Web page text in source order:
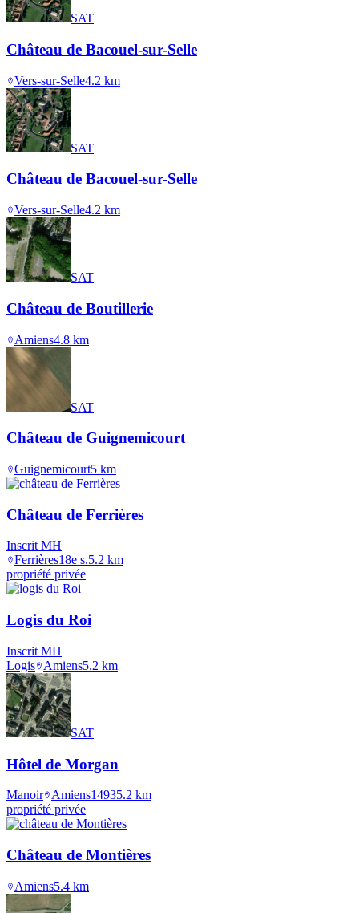
SAT
Château de Bacouel-sur-Selle
Vers-sur-Selle4.2 km
SAT
Château de Bacouel-sur-Selle
Vers-sur-Selle4.2 km
SAT
Château de Boutillerie
Amiens4.8 km
SAT
Château de Guignemicourt
Guignemicourt5 km
Château de Ferrières
Inscrit MH
Ferrières18e s.5.2 km
propriété privée
Logis du Roi
Inscrit MH
Logis
Amiens5.2 km
SAT
Hôtel de Morgan
Manoir Amiens14935.2 km
propriété privée
Château de Montières
Amiens5.4 km